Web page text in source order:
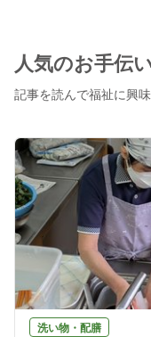
人気のお手伝
記事を読んで福祉に興
洗い物・配膳